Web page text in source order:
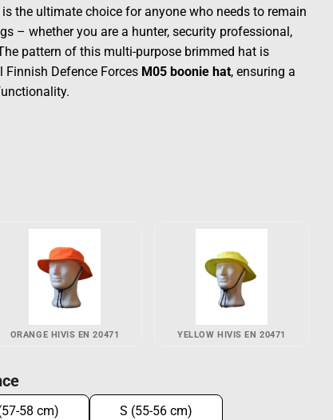
is the ultimate choice for anyone who needs to remain
– whether you are a hunter, security professional,
pattern of this multi-purpose brimmed hat is
Defence Forces M05 boonie hat, ensuring a
ORANGE HIVIS EN 20471 YELLOW HIVIS EN 20471
58 cm) S (55-56 cm)